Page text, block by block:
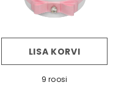
LISA KORVI
9 roosi